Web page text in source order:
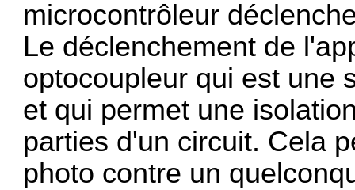
microcontrôleur
Le déclenchement de
optocoupleur qui est une
et qui permet une
parties d'un circuit. Cela
photo contre un